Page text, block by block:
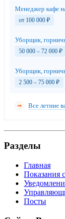
Менеджер кафе
от 100 000 ₽
Уборщик,
50 000 – 72 000 ₽
Уборщик,
2 500 – 75 000 ₽
Все летние
Разделы
Главная
Показания
Посты